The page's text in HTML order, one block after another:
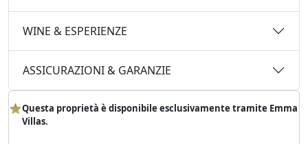
WINE & ESPERIENZE
ASSICURAZIONI & GARANZIE
Questa proprietà è disponibile esclusivamente tramite Emma
Villas.